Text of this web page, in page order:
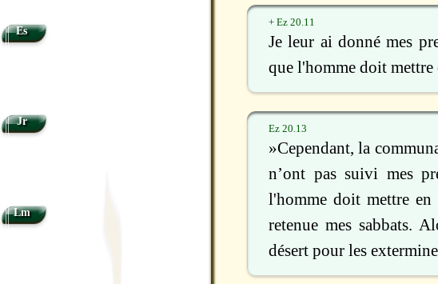
+ Ez 20.11
Je leur ai donné mes
que l'homme doit
Ez 20.13
»Cependant, la
n’ont pas suivi mes
l'homme doit mettre
retenue mes sabbats.
désert pour les
Es
Jr
Lm